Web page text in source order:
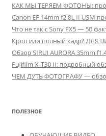
КАК МЫ ТЕРЯЕМ ФОТОНЫ: про
Canon EF 14mm f2.8L II USM
Что не так с Sony FX5 — 50
Кроп или полный кадр? ДЛЯ
Обзор SIRUI AURORA
Fujifilm X-T30 II: подробный
ЧЕМ ДУТЬ ФОТОГРАФУ —
ПОЛЕЗНОЕ